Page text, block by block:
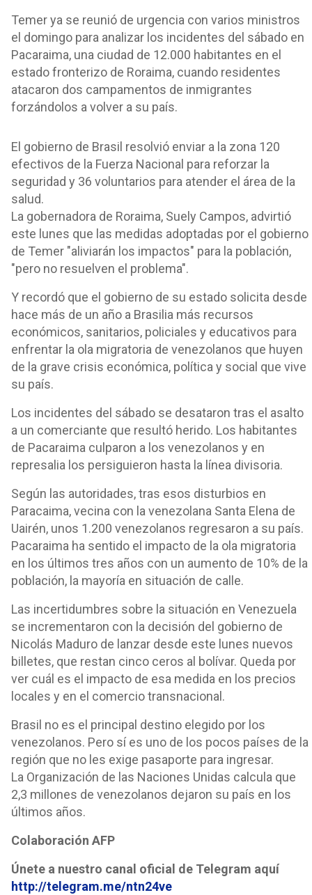
Temer ya se reunió de urgencia con varios ministros
el domingo para analizar los incidentes del sábado en
Pacaraima, una ciudad de 12.000 habitantes en el
estado fronterizo de Roraima, cuando residentes
atacaron dos campamentos de inmigrantes
forzándolos a volver a su país.
El gobierno de Brasil resolvió enviar a la zona 120
efectivos de la Fuerza Nacional para reforzar la
seguridad y 36 voluntarios para atender el área de la
salud.
La gobernadora de Roraima, Suely Campos, advirtió
este lunes que las medidas adoptadas por el gobierno
de Temer "aliviarán los impactos" para la población,
"pero no resuelven el problema".
Y recordó que el gobierno de su estado solicita desde
hace más de un año a Brasilia más recursos
económicos, sanitarios, policiales y educativos para
enfrentar la ola migratoria de venezolanos que huyen
de la grave crisis económica, política y social que vive
su país.
Los incidentes del sábado se desataron tras el asalto
a un comerciante que resultó herido. Los habitantes
de Pacaraima culparon a los venezolanos y en
represalia los persiguieron hasta la línea divisoria.
Según las autoridades, tras esos disturbios en
Paracaima, vecina con la venezolana Santa Elena de
Uairén, unos 1.200 venezolanos regresaron a su país.
Pacaraima ha sentido el impacto de la ola migratoria
en los últimos tres años con un aumento de 10% de la
población, la mayoría en situación de calle.
Las incertidumbres sobre la situación en Venezuela
se incrementaron con la decisión del gobierno de
Nicolás Maduro de lanzar desde este lunes nuevos
billetes, que restan cinco ceros al bolívar. Queda por
ver cuál es el impacto de esa medida en los precios
locales y en el comercio transnacional.
Brasil no es el principal destino elegido por los
venezolanos. Pero sí es uno de los pocos países de la
región que no les exige pasaporte para ingresar.
La Organización de las Naciones Unidas calcula que
2,3 millones de venezolanos dejaron su país en los
últimos años.
Colaboración AFP
Únete a nuestro canal oficial de Telegram aquí
http://telegram.me/ntn24ve